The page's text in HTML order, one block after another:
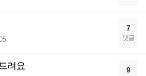
7
댓글
려요 9